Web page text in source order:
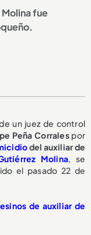
fue
un juez de control
Peña Corralespor
del auxiliar de
Molina, se
el pasado 22 de
de auxiliar de